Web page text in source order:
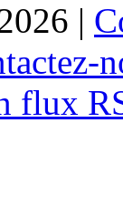
|
flux